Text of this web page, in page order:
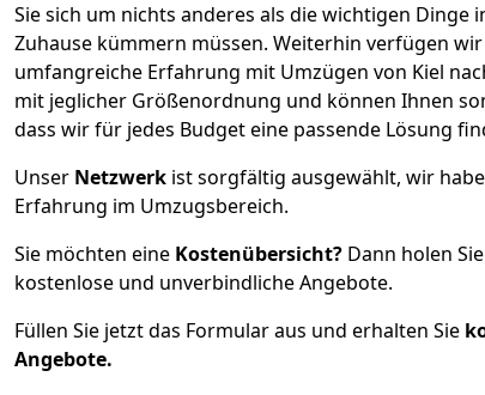
Sie sich um nichts anderes als die wichtigen Dinge
Zuhause kümmern müssen. Weiterhin verfügen
umfangreiche Erfahrung mit Umzügen von Kiel
mit jeglicher Größenordnung und können Ihnen
dass wir für jedes Budget eine passende Lösung
Unser Netzwerk ist sorgfältig ausgewählt, wir
Erfahrung im Umzugsbereich.
Sie möchten eine Kostenübersicht? Dann holen
kostenlose und unverbindliche Angebote.
Füllen Sie jetzt das Formular aus und erhalten Sie
Angebote.